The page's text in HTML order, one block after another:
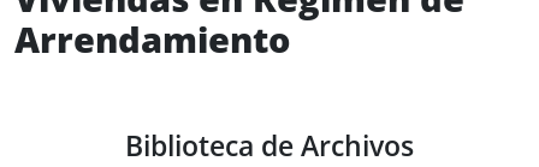
Arrendamiento
Biblioteca de Archivos